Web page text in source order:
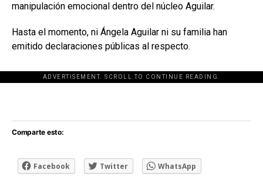
manipulación emocional dentro del núcleo Aguilar.
Hasta el momento, ni Ángela Aguilar ni su familia han
emitido declaraciones públicas al respecto.
ADVERTISEMENT. SCROLL TO CONTINUE READING.
[adsforwp id="243463"]
Comparte esto:
Facebook Twitter WhatsApp